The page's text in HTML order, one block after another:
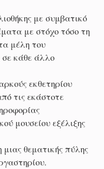
με συμβατικό
με στόχο τόσο τη
μέλη του
σε κάθε άλλο
εκθετηρίου
τις εκάστοτε
μουσείου εξέλιξης
θεματικής πύλης